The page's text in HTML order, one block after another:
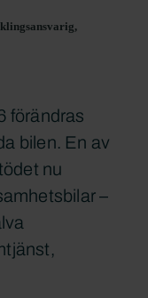
förändras
bilen. En av
nu
–